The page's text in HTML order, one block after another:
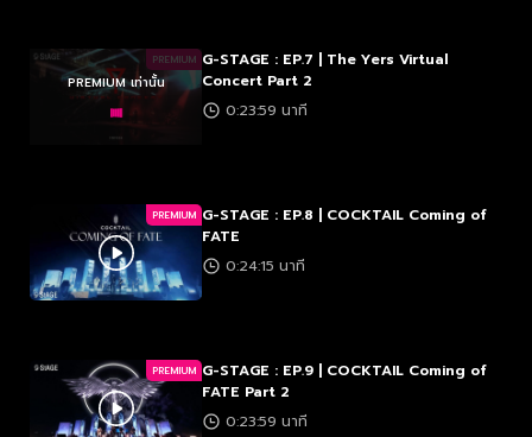
PREMIUM
PREMIUM เท่านั้น
G-STAGE : EP.7 | The Yers Virtual
Concert Part 2
0:23:59 นาที
PREMIUM G-STAGE : EP.8 | COCKTAIL Coming of
FATE
0:24:15 นาที
PREMIUM G-STAGE : EP.9 | COCKTAIL Coming of
FATE Part 2
0:23:59 นาที